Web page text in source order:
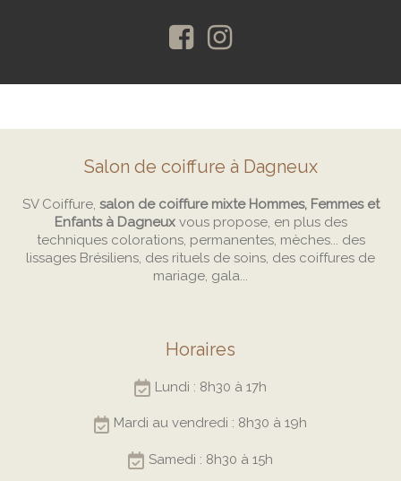
Salon de coiffure à Dagneux
SV Coiffure, salon de coiffure mixte Hommes, Femmes et
Enfants à Dagneuxvous propose, en plus des
techniques colorations, permanentes, mèches... des
lissages Brésiliens, des rituels de soins, des coiffures de
mariage, gala...
Horaires
Lundi : 8h30 à 17h
Mardi au vendredi : 8h30 à 19h
Samedi : 8h30 à 15h